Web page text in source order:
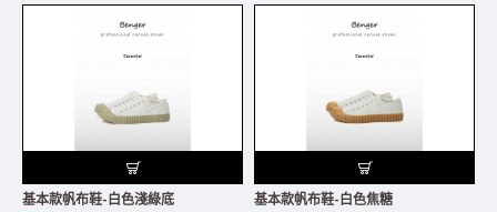
基本款帆布鞋-白色淺綠底 基本款帆布鞋-白色焦糖